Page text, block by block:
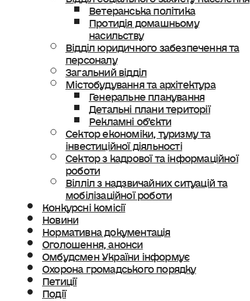
Ветеранська політика
Протидія домашньому
насильству
Відділ юридичного забезпечення та
персоналу
Загальний відділ
Містобудування та архітектура
Генеральне планування
Детальні плани території
Рекламні об’єкти
Сектор економіки, туризму та
інвестиційної діяльності
Сектор з кадрової та інформаційної
роботи
Вілліл з надзвичайних ситуацій та
мобілізаційної роботи
Конкурсні комісії
Новини
Нормативна документація
Оголошення, анонси
Омбудсмен України інформує
Охорона громадського порядку
Петиції
Події